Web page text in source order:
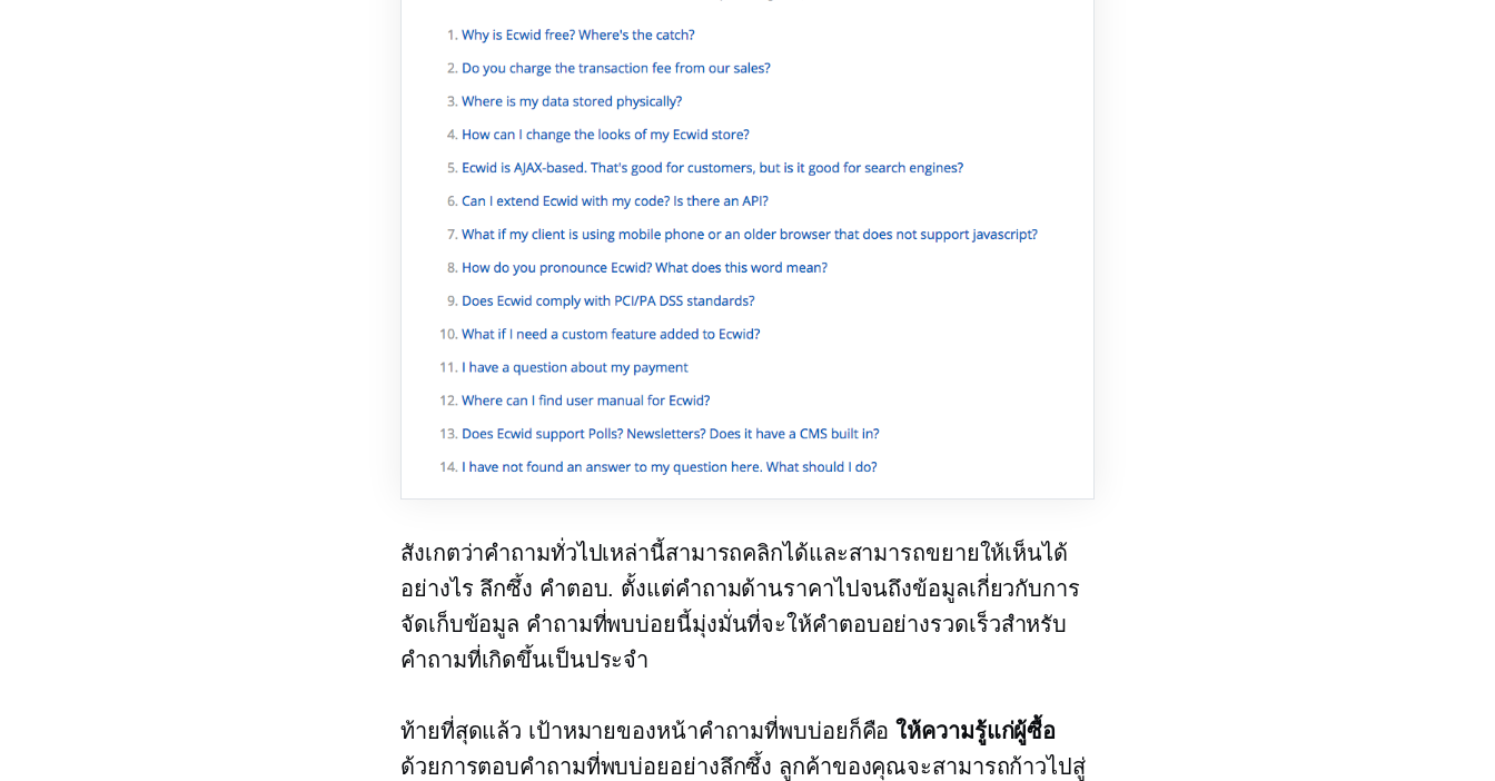
สังเกตว่าคำถามทั่วไปเหล่านี้สามารถคลิกได้และสามารถขยายให้เห็นได้
อย่างไร ลึกซึ้ง คำตอบ. ตั้งแต่คำถามด้านราคาไปจนถึงข้อมูลเกี่ยวกับการ
จัดเก็บข้อมูล คำถามที่พบบ่อยนี้มุ่งมั่นที่จะให้คำตอบอย่างรวดเร็วสำหรับ
คำถามที่เกิดขึ้นเป็นประจำ
ท้ายที่สุดแล้ว เป้าหมายของหน้าคำถามที่พบบ่อยก็คือให้ความรู้แก่ผู้ซื้อ
ด้วยการตอบคำถามที่พบบ่อยอย่างลึกซึ้ง ลูกค้าของคุณจะสามารถก้าวไปสู่